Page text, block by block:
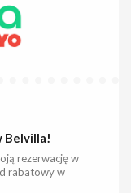
Belvilla!
rezerwację w
rabatowy w